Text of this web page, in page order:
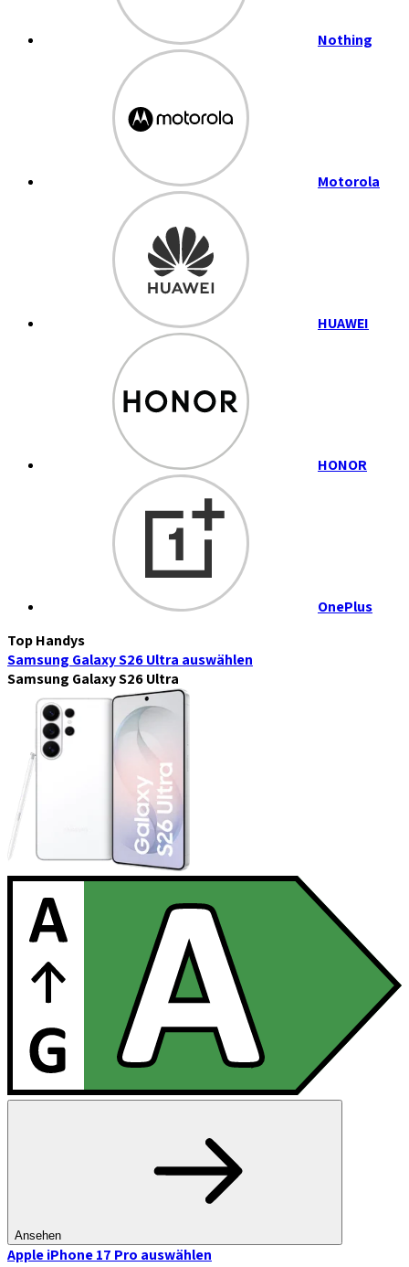
Nothing
Motorola
HUAWEI
HONOR
OnePlus
Top Handys
Samsung Galaxy S26 Ultra auswählen
Samsung Galaxy S26 Ultra
Ansehen
Apple iPhone 17 Pro auswählen